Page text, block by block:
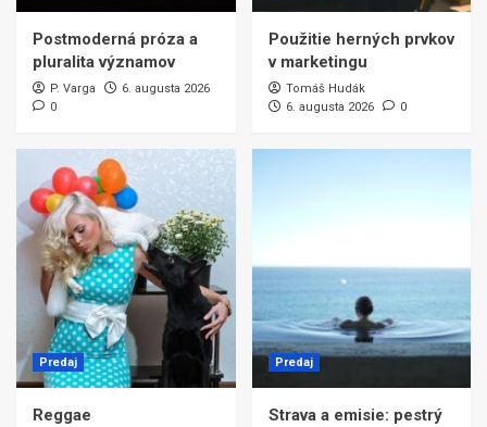
Postmoderná próza a
pluralita významov
P. Varga
6. augusta 2026
0
Použitie herných prvkov
v marketingu
Tomáš Hudák
6. augusta 2026
0
Predaj
Reggae
Predaj
Strava a emisie: pestrý